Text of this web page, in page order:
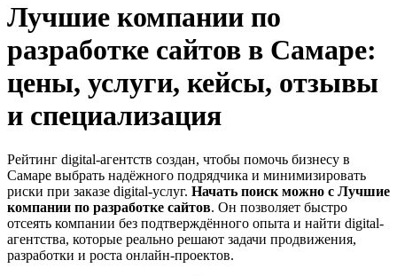
Лучшие компании по
разработке сайтов в Самаре:
цены, услуги, кейсы, отзывы
и специализация
Рейтинг digital-агентств создан, чтобы помочь бизнесу в
Самаре выбрать надёжного подрядчика и минимизировать
риски при заказе digital-услуг. Начать поиск можно с Лучшие
компании по разработке сайтов. Он позволяет быстро
отсеять компании без подтверждённого опыта и найти digital-
агентства, которые реально решают задачи продвижения,
разработки и роста онлайн-проектов.